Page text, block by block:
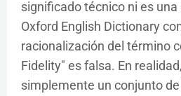
significado técnico ni es una
Oxford English Dictionary
racionalización del término
Fidelity" es falsa. En
simplemente un conjunto